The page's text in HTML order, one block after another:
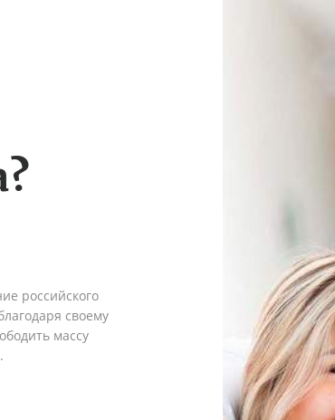
российского
своему
массу